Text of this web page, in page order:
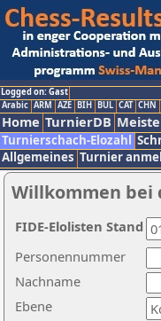
Logged on: Gast
Arabic ARM AZE BIH BUL CAT CHN
Home TurnierDB
Turnierschach-Elozahl
Allgemeines Turnier
Willkommen bei
Nachname
Ebene
Personennummer
FIDE-Elolisten Stand